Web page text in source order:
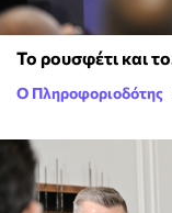
To ρουσφέτι και
Ο Πληροφοριοδότης